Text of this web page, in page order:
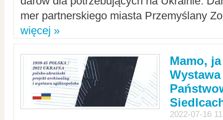
mer partnerskiego miasta Przemyślany
więcej »
Mamo,
2022-07-16